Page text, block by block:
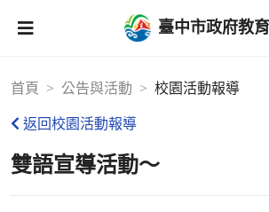
臺中市政府教
首頁 公告與活動 校園活動報導
返回校園活動報導
雙語宣導活動～